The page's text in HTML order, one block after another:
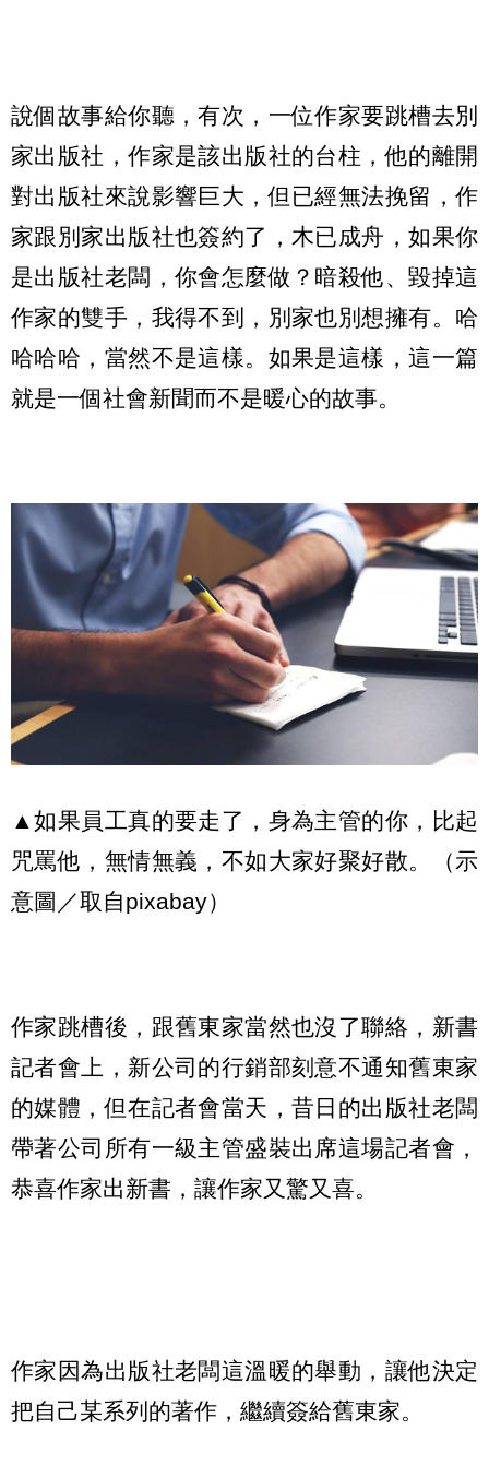
說個故事給你聽，有次，一位作家要跳槽去別
家出版社，作家是該出版社的台柱，他的離開
對出版社來說影響巨大，但已經無法挽留，作
家跟別家出版社也簽約了，木已成舟，如果你
是出版社老闆，你會怎麼做？暗殺他、毀掉這
作家的雙手，我得不到，別家也別想擁有。哈
哈哈哈，當然不是這樣。如果是這樣，這一篇
就是一個社會新聞而不是暖心的故事。
▲如果員工真的要走了，身為主管的你，比起
咒罵他，無情無義，不如大家好聚好散。
（示
意圖／取自pixabay）
作家跳槽後，跟舊東家當然也沒了聯絡，新書
記者會上，新公司的行銷部刻意不通知舊東家
的媒體，但在記者會當天，昔日的出版社老闆
帶著公司所有一級主管盛裝出席這場記者會，
恭喜作家出新書，讓作家又驚又喜。
作家因為出版社老闆這溫暖的舉動，讓他決定
把自己某系列的著作，繼續簽給舊東家。